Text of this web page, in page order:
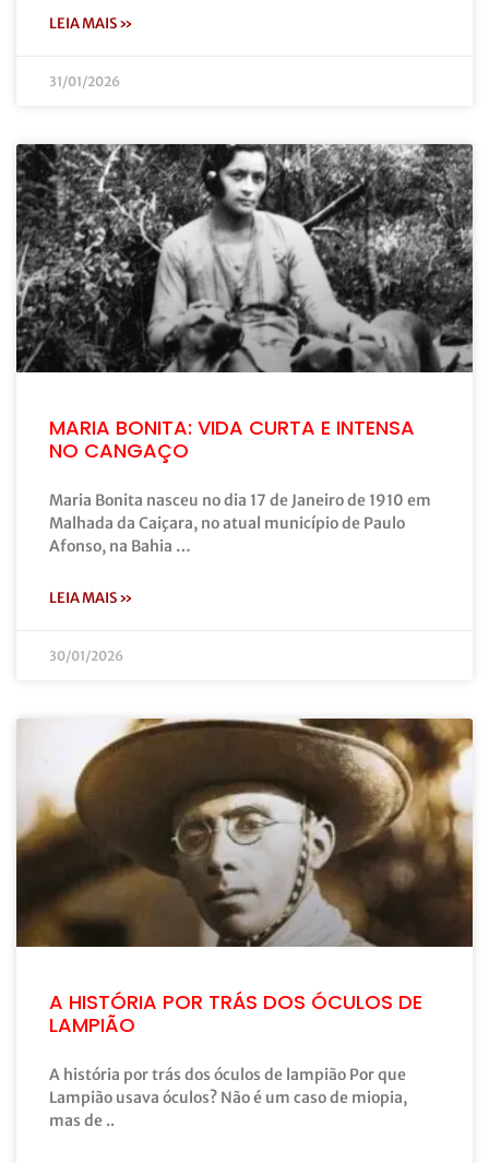
LEIA MAIS »
31/01/2026
MARIA BONITA: VIDA CURTA E INTENSA
NO CANGAÇO
Maria Bonita nasceu no dia 17 de Janeiro de 1910 em
Malhada da Caiçara, no atual município de Paulo
Afonso, na Bahia …
LEIA MAIS »
30/01/2026
A HISTÓRIA POR TRÁS DOS ÓCULOS DE
LAMPIÃO
A história por trás dos óculos de lampião Por que
Lampião usava óculos? Não é um caso de miopia,
mas de ..